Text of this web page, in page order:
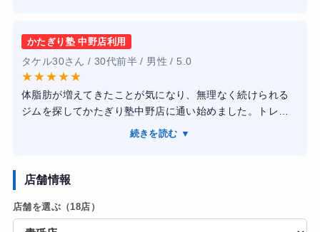
さんが、体に無理のない範囲でじっくりと筋肉に効かせる
指導をしてくれました。パーソナルジムにありがちな厳し
い食事制限や、プロテインなどの強引な勧誘が一切なく、
普段の食事で何を意識すればいいかを優しく教えてくれた
のが嬉しかったです。白を基調としたアロマの香る空間
で、いつも清潔感がありリラックスしてトレーニングに集
中できました。3ヶ月継続した結果、体重は3キロ減と緩や
りも圧倒的にリーズナブルなので、コスパ良く長く続けた
かたぎり塾 中野店利用
タケル30さん / 30代前半 / 男性 / 5.0
★★★★★
体脂肪が増えてきたことが気になり、無理なく続けられる
ジムを探してかたぎり塾中野店に通い始めました。トレー
ナーの方はとても話しやすく、運動経験が少ない自分でも
かったです。食事のアドバイスも押しつけがましくなく、
末に外出することが増えるなど生活習慣にも良い変化が出
ています。施設も清潔で落ち着いた雰囲気でした。
続きを読む ▼
店舗情報
店舗を選ぶ（18店）